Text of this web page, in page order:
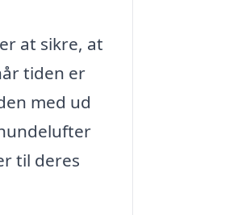
at sikre, at
tiden er
med ud
til deres